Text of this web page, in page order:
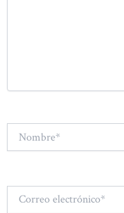
Correo
electrónico*